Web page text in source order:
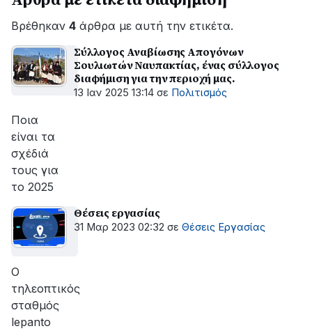
Βρέθηκαν 4 άρθρα με αυτή την ετικέτα.
Σύλλογος Αναβίωσης Απογόνων
Σουλιωτών Ναυπακτίας, ένας σύλλογος
διαφήμιση για την περιοχή μας.
13 Ιαν 2025 13:14 σε Πολιτισμός
Ποια
είναι τα
σχέδιά
τους για
το 2025
Θέσεις εργασίας
31 Μαρ 2023 02:32 σε Θέσεις Εργασίας
Ο
τηλεοπτικός
σταθμός
lepanto